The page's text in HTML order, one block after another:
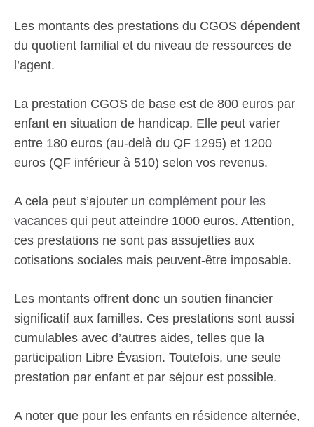
Les montants des prestations du CGOS dépendent
du quotient familial et du niveau de ressources de
l’agent.
La prestation CGOS de base est de 800 euros par
enfant en situation de handicap. Elle peut varier
entre 180 euros (au-delà du QF 1295) et 1200
euros (QF inférieur à 510) selon vos revenus.
A cela peut s’ajouter un complément pour les
vacances qui peut atteindre 1000 euros. Attention,
ces prestations ne sont pas assujetties aux
cotisations sociales mais peuvent-être imposable.
Les montants offrent donc un soutien financier
significatif aux familles. Ces prestations sont aussi
cumulables avec d’autres aides, telles que la
participation Libre Évasion. Toutefois, une seule
prestation par enfant et par séjour est possible.
A noter que pour les enfants en résidence alternée,